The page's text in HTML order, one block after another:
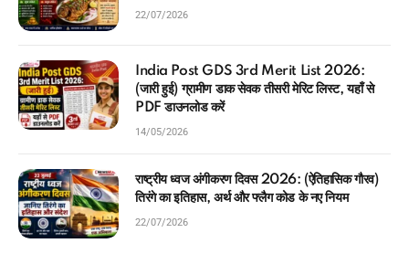
22/07/2026
India Post GDS 3rd Merit List 2026:
(जारी हुई) ग्रामीण डाक सेवक तीसरी मेरिट लिस्ट, यहाँ से
PDF डाउनलोड करें
14/05/2026
राष्ट्रीय ध्वज अंगीकरण दिवस 2026: (ऐतिहासिक गौरव)
तिरंगे का इतिहास, अर्थ और फ्लैग कोड के नए नियम
22/07/2026